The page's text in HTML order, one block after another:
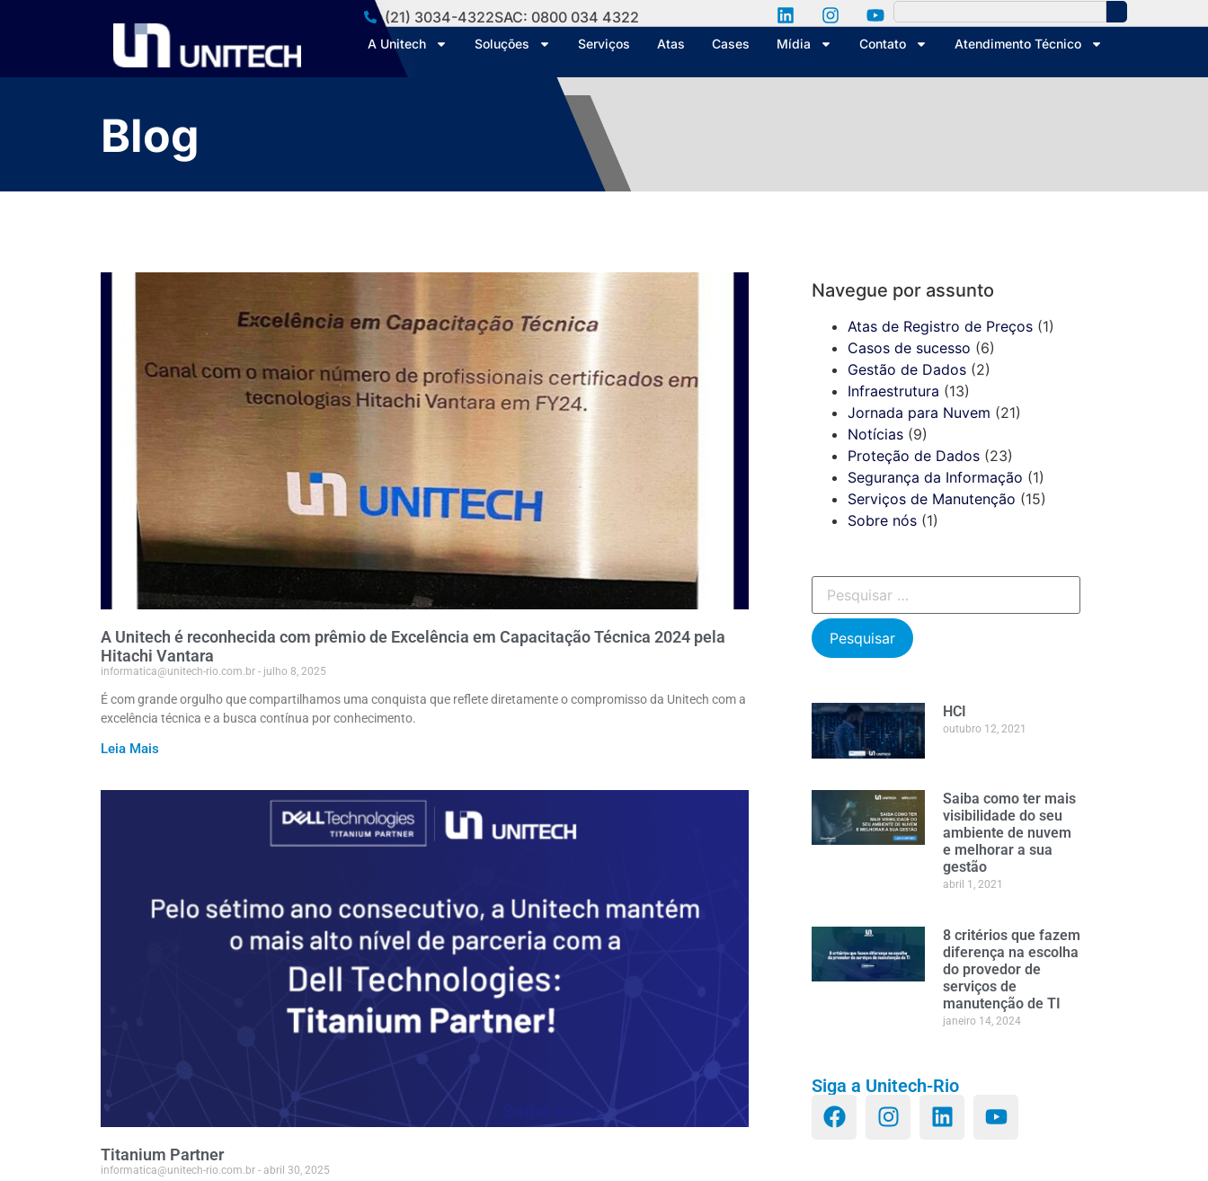
(21) 3034-4322SAC: 0800 034 4322
A Unitech Soluções Serviços Atas Cases Mídia Contato Atendimento Técnico
Blog
A Unitech é reconhecida com prêmio de Excelência em Capacitação Técnica 2024 pela
Hitachi Vantara
informatica@unitech-rio.com.br julho 8, 2025
É com grande orgulho que compartilhamos uma conquista que reflete diretamente o compromisso da Unitech com a
excelência técnica e a busca contínua por conhecimento.
Leia Mais
Titanium Partner
informatica@unitech-rio.com.br abril 30, 2025
Navegue por assunto
Atas de Registro de Preços (1)
Casos de sucesso (6)
Gestão de Dados (2)
Infraestrutura (13)
Jornada para Nuvem (21)
Notícias (9)
Proteção de Dados (23)
Segurança da Informação (1)
Serviços de Manutenção (15)
Sobre nós (1)
HCI
outubro 12, 2021
Saiba como ter mais
visibilidade do seu
ambiente de nuvem
e melhorar a sua
gestão
abril 1, 2021
8 critérios que fazem
diferença na escolha
do provedor de
serviços de
manutenção de TI
janeiro 14, 2024
Siga a Unitech-Rio